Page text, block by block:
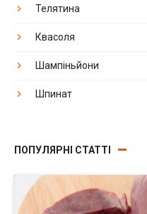
Телятина
Квасоля
Шампіньйони
Шпинат
ПОПУЛЯРНІ СТАТТІ